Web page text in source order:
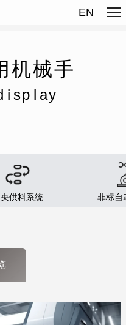
EN
机械手
i sp l ay
供料系统 非标自